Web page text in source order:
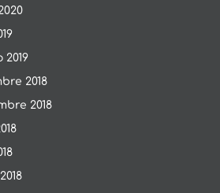
2018
2018